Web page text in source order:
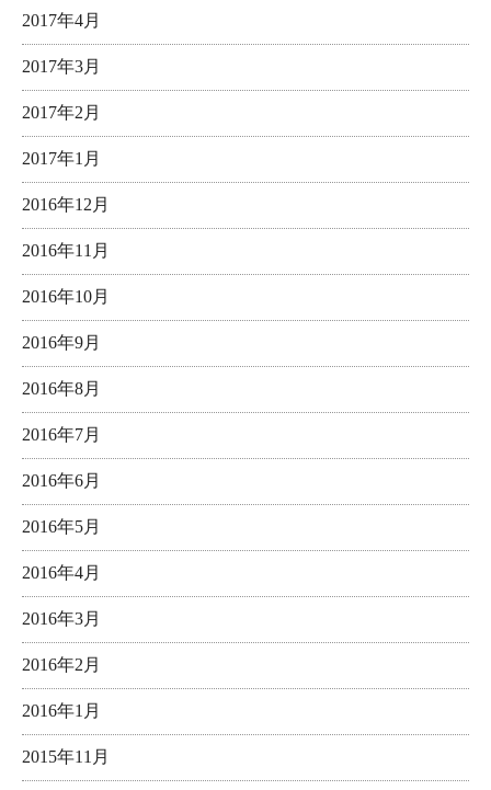
2017年4月
2017年3月
2017年2月
2017年1月
2016年12月
2016年11月
2016年10月
2016年9月
2016年8月
2016年7月
2016年6月
2016年5月
2016年4月
2016年3月
2016年2月
2016年1月
2015年11月